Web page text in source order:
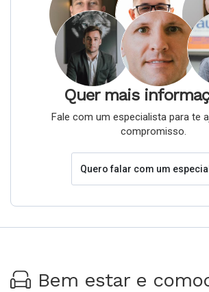
Quer mais
Fale com um especialista para te
compromisso.
Quero falar com um
Bem estar e